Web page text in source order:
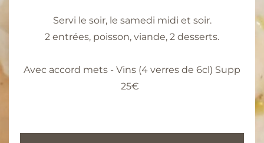
Servi le soir, le samedi midi et soir.
2 entrées, poisson, viande, 2 desserts.
Avec accord mets - Vins (4 verres de 6cl) Supp
25€